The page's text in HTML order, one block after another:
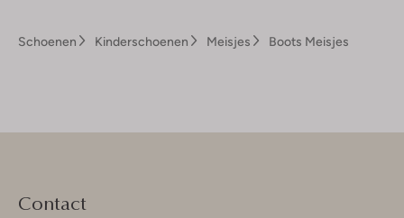
Schoenen Kinderschoenen Meisjes Boots Meisjes
Contact